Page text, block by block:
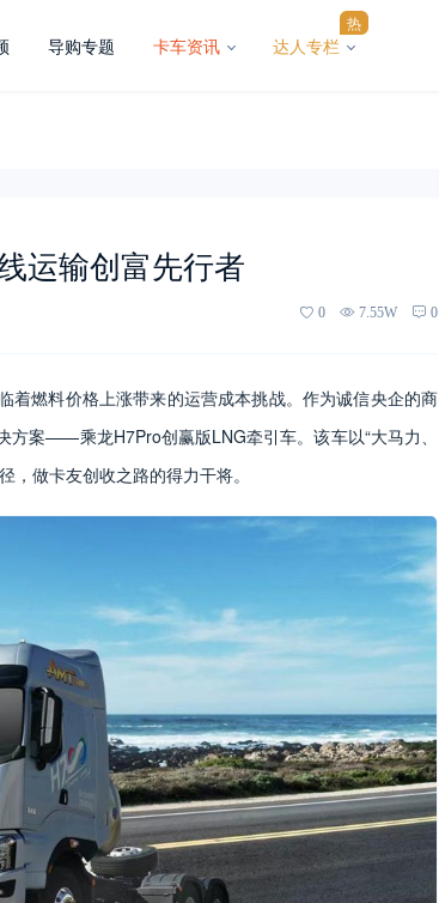
导购专题 卡车资讯 达人专栏
热
运输创富先行者
0 7.55W 0
着燃料价格上涨带来的运营成本挑战。作为诚信央企的商
方案——乘龙H7Pro创赢版LNG牵引车。该车以“大马力、
做卡友创收之路的得力干将。